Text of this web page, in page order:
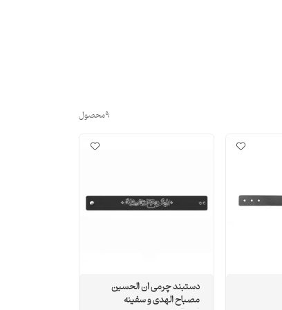
9محصول
دستبند چرمی ان الحسین
مصباح الهدی و سفینه